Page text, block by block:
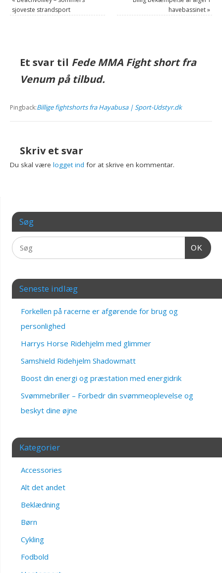
sjoveste strandsport
havebassinet»
Et svar til Fede MMA Fight short fra
Venum på tilbud.
Pingback:Billige fightshorts fra Hayabusa | Sport-Udstyr.dk
Skriv et svar
Du skal værelogget ind for at skrive en kommentar.
Søg
OK
Seneste indlæg
Forkellen på racerne er afgørende for brug og
personlighed
Harrys Horse Ridehjelm med glimmer
Samshield Ridehjelm Shadowmatt
Boost din energi og præstation med energidrik
Svømmebriller – Forbedr din svømmeoplevelse og
beskyt dine øjne
Kategorier
Accessories
Alt det andet
Beklædning
Børn
Cykling
Fodbold